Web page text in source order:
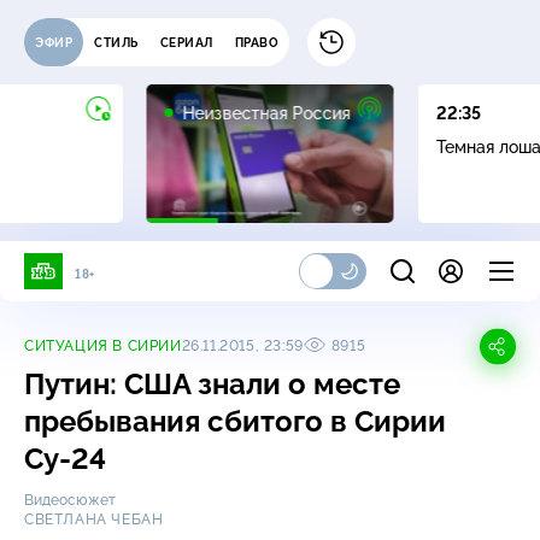
ЭФИР СТИЛЬ СЕРИАЛ ПРАВО
Неизвестная Россия
6+
22:35
Темная
18+
СИТУАЦИЯ В СИРИИ 26.11.2015, 23:59 8915
Путин: США знали о месте
пребывания сбитого в Сирии
Су-24
Видеосюжет
СВЕТЛАНА ЧЕБАН